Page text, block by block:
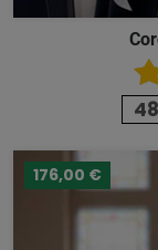
176,00 €